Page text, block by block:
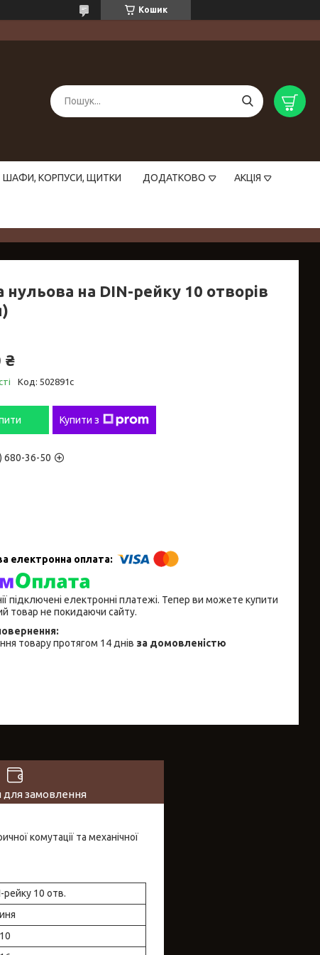
Кошик
ШАФИ, КОРПУСИ, ЩИТКИ ДОДАТКОВО АКЦІЯ
на DIN-рейку 10 отворів
₴
Код: 502891с
Купити з
680-36-50
підключені електронні платежі. Тепер ви можете купити
товар не покидаючи сайту.
товару протягом 14 днів за домовленістю
для замовлення
комутації та механічної
10 отв.
10